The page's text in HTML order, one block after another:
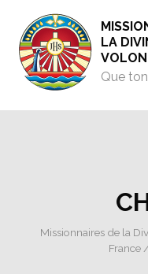
LA
Que
Missionnaires de la
France